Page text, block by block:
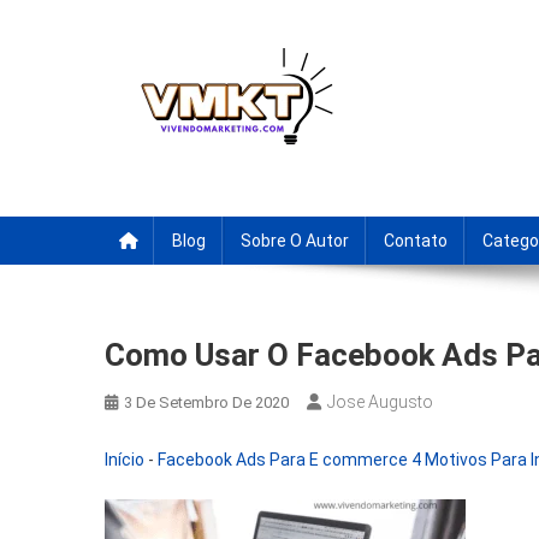
Blog Sobre O Autor Contato
Como Usar O Facebook Ads
3 De Setembro De 2020 Jose Augusto
Início - Facebook Ads Para E commerce 4 Motivos Para